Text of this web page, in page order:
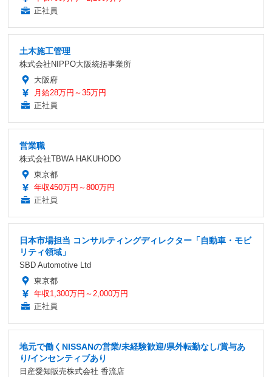
正社員
土木施工管理
株式会社NIPPO大阪統括事業所
大阪府
月給28万円～35万円
正社員
営業職
株式会社TBWA HAKUHODO
東京都
年収450万円～800万円
正社員
日本市場担当 コンサルティングディレクター「自動車・モビ
リティ領域」
SBD Automotive Ltd
東京都
年収1,300万円～2,000万円
正社員
地元で働くNISSANの営業/未経験歓迎/県外転勤なし/賞与あ
り/インセンティブあり
日産愛知販売株式会社 香流店